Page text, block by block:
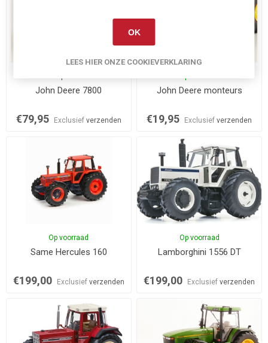
John Deere 7800
€79,95 Exclusief verzenden
John Deere monteurs
€19,95 Exclusiefverzenden
Op voorraad
Same Hercules 160
€199,00 Exclusief verzenden
Op voorraad
Lamborghini 1556 DT
€199,00 Exclusiefverzenden
OK
LEES HIER ONZE COOKIEVERKLARING